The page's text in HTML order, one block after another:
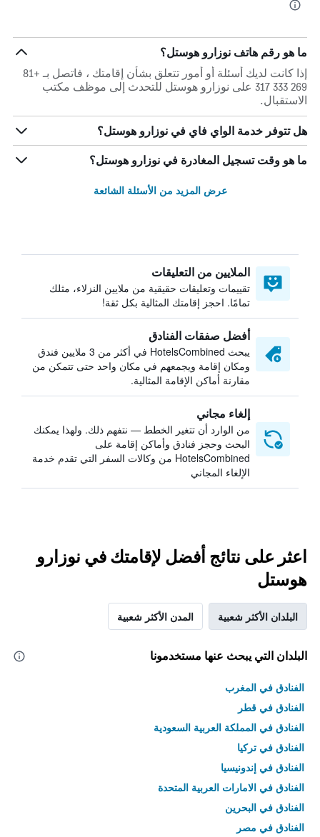
ما هو رقم هاتف نوزارو هوستل؟
إذا كانت لديك أسئلة أو أمور تتعلق بشأن إقامتك ، فاتصل بـ +81
269 333 317 على نوزارو هوستل للتحدث إلى موظف مكتب
الاستقبال.
هل تتوفر خدمة الواي فاي في نوزارو هوستل؟
ما هو وقت تسجيل المغادرة في نوزارو هوستل؟
عرض المزيد من الأسئلة الشائعة
الملايين من التعليقات
تقييمات وتعليقات حقيقية من ملايين النزلاء، مثلك
تمامًا. احجز إقامتك المثالية بكل ثقة!
أفضل صفقات الفنادق
يبحث HotelsCombined في أكثر من 3 ملايين فندق
ومكان إقامة ويجمعهم في مكان واحد حتى تتمكن من
مقارنة أماكن الإقامة المثالية.
إلغاء مجاني
من الوارد أن تتغير الخطط — نتفهم ذلك. ولهذا يمكنك
البحث وحجز فنادق وأماكن إقامة على
HotelsCombined من وكالات السفر التي تقدم خدمة
الإلغاء المجاني
اعثر على نتائج أفضل لإقامتك في نوزارو
هوستل
البلدان الأكثر شعبية المدن الأكثر شعبية
البلدان التي يبحث عنها مستخدمونا
الفنادق في المغرب
الفنادق في قطر
الفنادق في المملكة العربية السعودية
الفنادق في تركيا
الفنادق في إندونيسيا
الفنادق في الامارات العربية المتحدة
الفنادق في البحرين
الفنادق في مصر